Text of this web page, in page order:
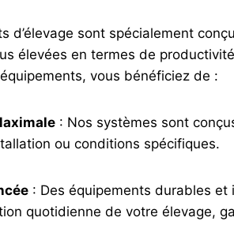
d’élevage sont spécialement
élevées en termes de
vous bénéficiez de :
: Nos systèmes sont
ou conditions spécifiques.
: Des équipements durables et
quotidienne de votre élevage,